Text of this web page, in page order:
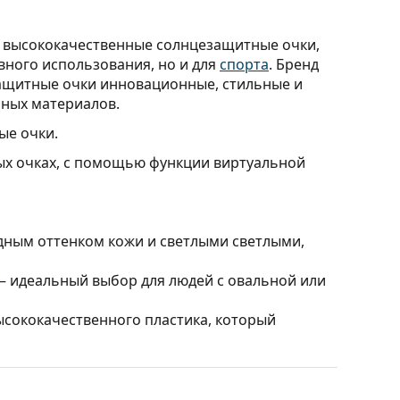
солнцезащитные очки,
использования, но и для спорта. Бренд
очки инновационные, стильные и
материалов.
очки.
очках, с помощью функции виртуальной
оттенком кожи и светлыми светлыми,
идеальный выбор для людей с овальной или
пластика, который